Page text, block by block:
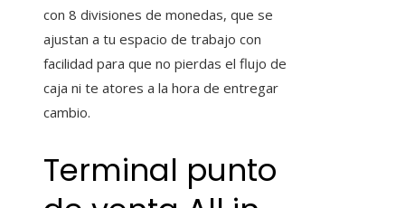
con 8 divisiones de monedas, que se
ajustan a tu espacio de trabajo con
facilidad para que no pierdas el flujo de
caja ni te atores a la hora de entregar
cambio.
Terminal punto